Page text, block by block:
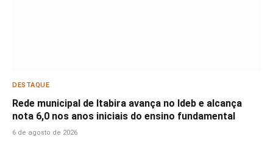
DESTAQUE
Rede municipal de Itabira avança no Ideb e alcança
nota 6,0 nos anos iniciais do ensino fundamental
6 de agosto de 2026